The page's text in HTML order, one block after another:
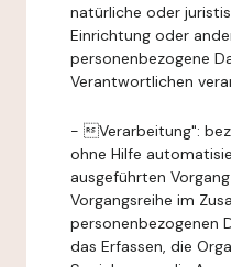
natürliche oder
Einrichtung oder
personenbezogene
Verantwortlichen
- Verarbeitung":
ohne Hilfe
ausgeführten
Vorgangsreihe im
personenbezogenen
das Erfassen, die